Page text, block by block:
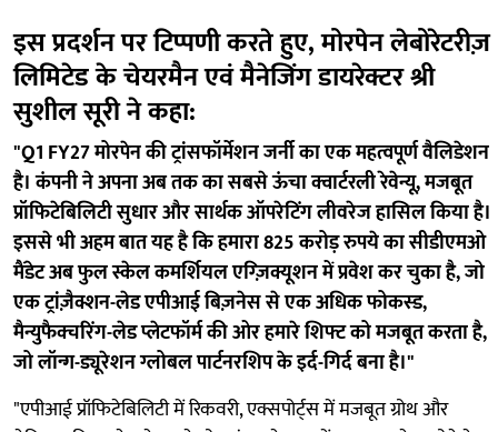
इस प्रदर्शन पर टिप्पणी करते हुए, मोरपेन लेबोरेटरीज़
लिमिटेड के चेयरमैन एवं मैनेजिंग डायरेक्टर श्री
सुशील सूरी ने कहा:
"Q1 FY27 मोरपेन की ट्रांसफॉर्मेशन जर्नी का एक महत्वपूर्ण वैलिडेशन
है। कंपनी ने अपना अब तक का सबसे ऊंचा क्वार्टरली रेवेन्यू, मजबूत
प्रॉफिटेबिलिटी सुधार और सार्थक ऑपरेटिंग लीवरेज हासिल किया है।
इससे भी अहम बात यह है कि हमारा 825 करोड़ रुपये का सीडीएमओ
मैंडेट अब फुल स्केल कमर्शियल एग्ज़िक्यूशन में प्रवेश कर चुका है, जो
एक ट्रांज़ैक्शन-लेड एपीआई बिज़नेस से एक अधिक फोकस्ड,
मैन्युफैक्चरिंग-लेड प्लेटफॉर्म की ओर हमारे शिफ्ट को मजबूत करता है,
जो लॉन्ग-ड्यूरेशन ग्लोबल पार्टनरशिप के इर्द-गिर्द बना है।"
"एपीआई प्रॉफिटेबिलिटी में रिकवरी, एक्सपोर्ट्स में मजबूत ग्रोथ और